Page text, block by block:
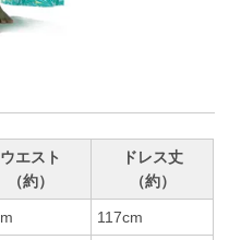
ウエスト
（約）
ドレス丈
（約）
117cm